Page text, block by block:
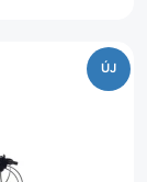
ÚJ